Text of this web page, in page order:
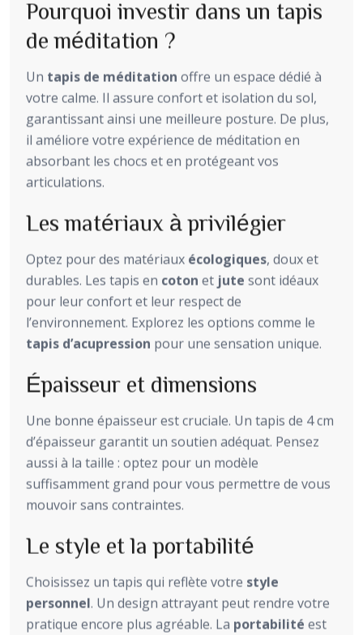
Pourquoi investir dans un tapis
de méditation ?
Un tapis de méditation offre un espace dédié à
votre calme. Il assure confort et isolation du sol,
garantissant ainsi une meilleure posture. De plus,
il améliore votre expérience de méditation en
absorbant les chocs et en protégeant vos
articulations.
Les matériaux à privilégier
Optez pour des matériaux écologiques, doux et
durables. Les tapis en coton et jute sont idéaux
pour leur confort et leur respect de
l’environnement. Explorez les options comme le
tapis d’acupression pour une sensation unique.
Épaisseur et dimensions
Une bonne épaisseur est cruciale. Un tapis de 4 cm
d’épaisseur garantit un soutien adéquat. Pensez
aussi à la taille : optez pour un modèle
suffisamment grand pour vous permettre de vous
mouvoir sans contraintes.
Le style et la portabilité
Choisissez un tapis qui reflète votre style
personnel. Un design attrayant peut rendre votre
pratique encore plus agréable. La portabilité est